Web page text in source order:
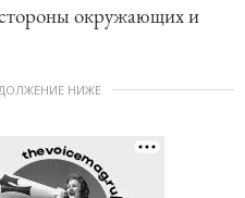
окружающих и
НИЖЕ